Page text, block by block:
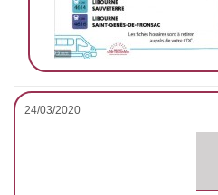
24/03/2020